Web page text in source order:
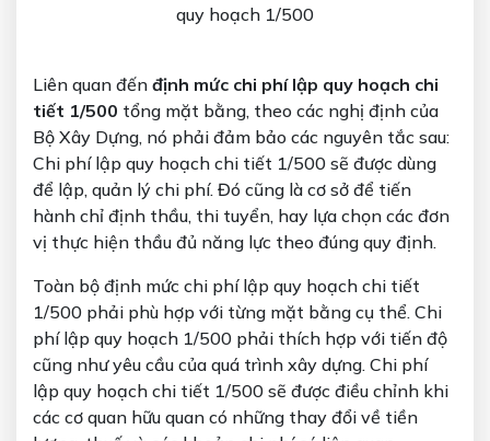
quy hoạch 1/500
Liên quan đến định mức chi phí lập quy hoạch chi
tiết 1/500 tổng mặt bằng, theo các nghị định của
Bộ Xây Dựng, nó phải đảm bảo các nguyên tắc sau:
Chi phí lập quy hoạch chi tiết 1/500 sẽ được dùng
để lập, quản lý chi phí. Đó cũng là cơ sở để tiến
hành chỉ định thầu, thi tuyển, hay lựa chọn các đơn
vị thực hiện thầu đủ năng lực theo đúng quy định.
Toàn bộ định mức chi phí lập quy hoạch chi tiết
1/500 phải phù hợp với từng mặt bằng cụ thể. Chi
phí lập quy hoạch 1/500 phải thích hợp với tiến độ
cũng như yêu cầu của quá trình xây dựng. Chi phí
lập quy hoạch chi tiết 1/500 sẽ được điều chỉnh khi
các cơ quan hữu quan có những thay đổi về tiền